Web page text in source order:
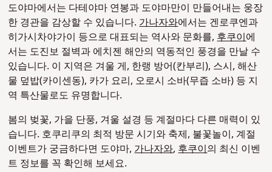
도야마에서는 다테야마 연봉과 도야마만이 만들어내는 웅장
한 경관을 감상할 수 있습니다.가나자와에서는 겐로쿠엔과
히가시차야가이 등으로 대표되는 역사와 문화를,후쿠이에
서는 도진보 절벽과 에치젠 해안의 역동적인 풍경을 만날 수
있습니다. 이 지역은 겨울 게, 한랭 방어(칸부리), 스시, 해산
물 덮밥(카이센동), 카가 요리, 오로시 소바(무즙 소바) 등 지
역 특산물로도 유명합니다.
봄의 벚꽃, 가을 단풍, 겨울 설경 등 계절마다 다른 매력이 있
습니다. 호쿠리쿠의 최적 방문 시기와 축제, 불꽃놀이, 계절
이벤트가 궁금하다면 도야마,가나자와,후쿠이의 최신 이벤
트 정보를 꼭 확인해 보세요.